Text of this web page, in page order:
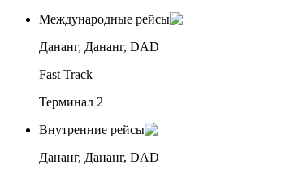
Международные рейсы
Дананг, Дананг, DAD
Fast Track
Терминал 2
Внутренние рейсы
Дананг, Дананг, DAD